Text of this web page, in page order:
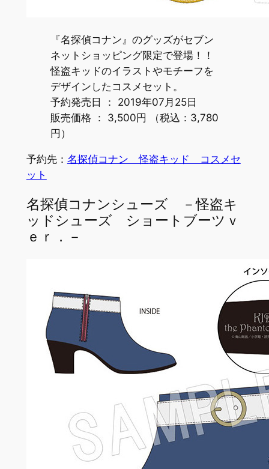
『名探偵コナン』のグッズがセブン
ネットショッピング限定で登場！！
怪盗キッドのイラストやモチーフを
デザインしたコスメセット。
予約発売日 ： 2019年07月25日
販売価格 ： 3,500円 （税込：3,780
円）
予約先： 名探偵コナン 怪盗キッド コスメセ
ット
名探偵コナンシューズ －怪盗キ
ッドシューズ ショートブーツｖ
ｅｒ．－